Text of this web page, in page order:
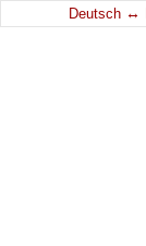
Deutsch ↔